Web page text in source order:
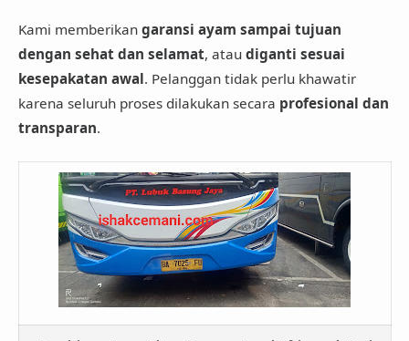
Kami memberikan garansi ayam sampai tujuan
dengan sehat dan selamat, atau diganti sesuai
kesepakatan awal. Pelanggan tidak perlu khawatir
karena seluruh proses dilakukan secara profesional dan
transparan.